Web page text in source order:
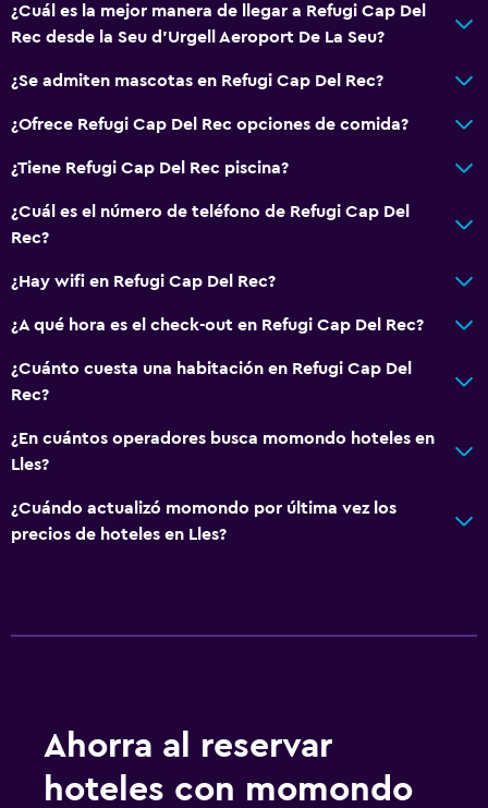
Aire libre
Terraza/patio
Jardín
Comedor
Menús para dietas especiales (bajo petición)
Bar/lounge
General
Habitaciones familiares
Vista a la montaña
Piso de mosaico/mármol
Ideal para familias
Zona cubierta de juegos
Equipo infantil para zona de juegos al aire libre
¿Cuál es la mejor manera de llegar a Refugi Cap Del
Rec desde la Seu d'Urgell Aeroport De La Seu?
¿Se admiten mascotas en Refugi Cap Del Rec?
¿Ofrece Refugi Cap Del Rec opciones de comida?
¿Tiene Refugi Cap Del Rec piscina?
¿Cuál es el número de teléfono de Refugi Cap Del
Rec?
¿Hay wifi en Refugi Cap Del Rec?
¿A qué hora es el check-out en Refugi Cap Del Rec?
¿Cuánto cuesta una habitación en Refugi Cap Del
Rec?
¿En cuántos operadores busca momondo hoteles en
Lles?
¿Cuándo actualizó momondo por última vez los
precios de hoteles en Lles?
Ahorra al reservar
hoteles con momondo